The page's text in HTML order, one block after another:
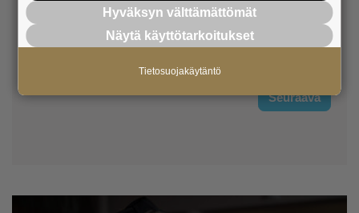
Hyväksyn välttämättömät
Näytä käyttötarkoitukset
Tietosuojakäytäntö